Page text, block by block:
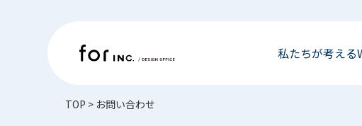
私たちが考える
TOP > お問い合わせ